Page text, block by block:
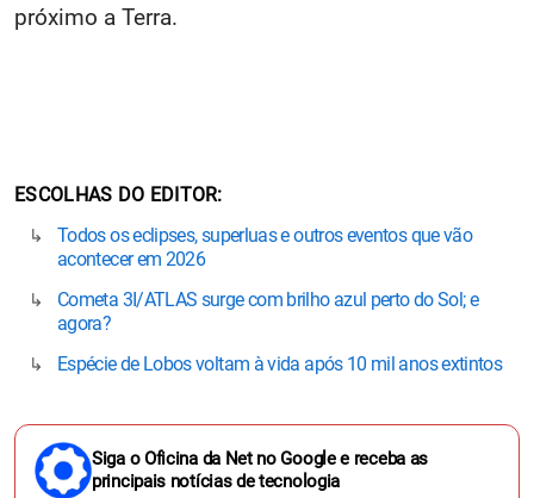
próximo a Terra.
ESCOLHAS DO EDITOR
Todos os eclipses, superluas e outros eventos que vão
acontecer em 2026
Cometa 3I/ATLAS surge com brilho azul perto do Sol; e
agora?
Espécie de Lobos voltam à vida após 10 mil anos extintos
Siga o Oficina da Net no Google e receba as
principais notícias de tecnologia